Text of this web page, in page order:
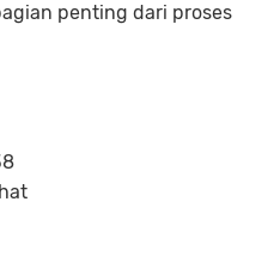
penting dari proses